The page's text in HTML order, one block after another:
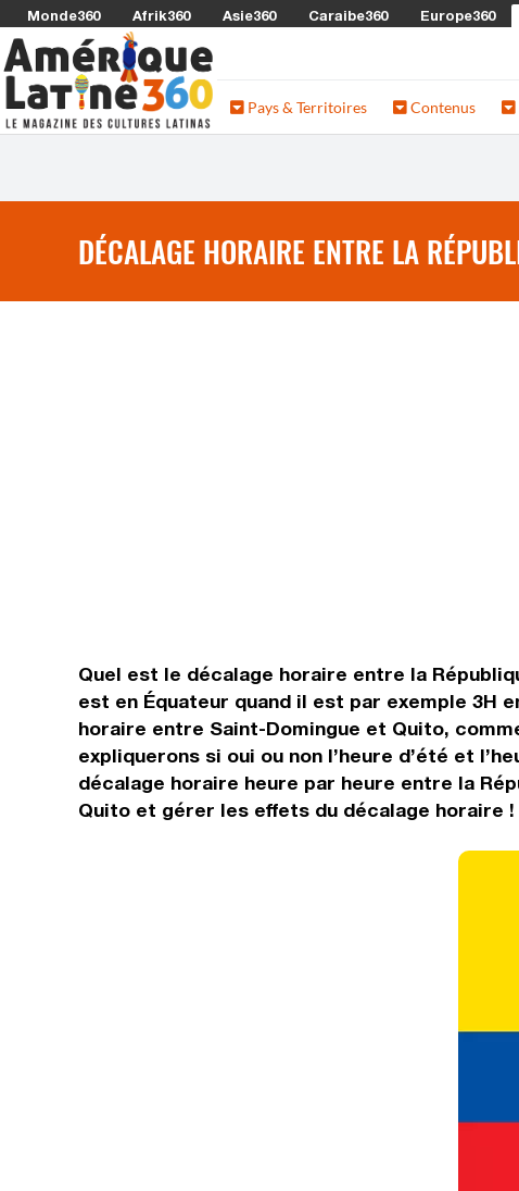
Monde360 Afrik360 Asie360 Caraibe360 Europe360
Pays & Territoires Contenus
DÉCALAGE HORAIRE ENTRE LA
Quel est le décalage horaire entre la
est en Équateur quand il est par exemple 3H
horaire entre Saint-Domingue et Quito,
expliquerons si oui ou non l’heure d’été et
décalage horaire heure par heure entre la
Quito et gérer les effets du décalage horaire !